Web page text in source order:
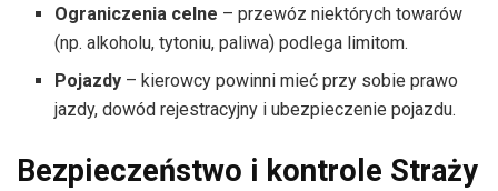
Ograniczenia celne – przewóz niektórych towarów
(np. alkoholu, tytoniu, paliwa) podlega limitom.
Pojazdy – kierowcy powinni mieć przy sobie prawo
jazdy, dowód rejestracyjny i ubezpieczenie pojazdu.
Bezpieczeństwo i kontrole Straży